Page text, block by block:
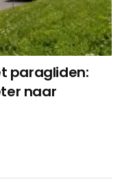
paragliden:
naar